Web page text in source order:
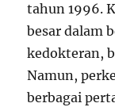
tahun 1996.
besar dalam
kedokteran,
Namun,
berbagai